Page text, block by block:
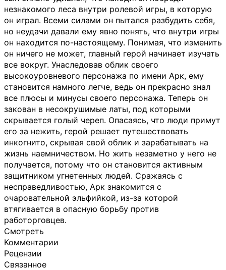
незнакомого леса внутри ролевой игры, в которую
он играл. Всеми силами он пытался разбудить себя,
но неудачи давали ему явно понять, что внутри игры
он находится по-настоящему. Понимая, что изменить
он ничего не может, главный герой начинает изучать
все вокруг. Унаследовав облик своего
высокоуровневого персонажа по имени Арк, ему
становится намного легче, ведь он прекрасно знал
все плюсы и минусы своего персонажа. Теперь он
закован в несокрушимые латы, под которыми
скрывается голый череп. Опасаясь, что люди примут
его за нежить, герой решает путешествовать
инкогнито, скрывая свой облик и зарабатывать на
жизнь наемничеством. Но жить незаметно у него не
получается, потому что он становится активным
защитником угнетенных людей. Сражаясь с
несправедливостью, Арк знакомится с
очаровательной эльфийкой, из-за которой
втягивается в опасную борьбу против
работорговцев.
Смотреть
Комментарии
Рецензии
Связанное